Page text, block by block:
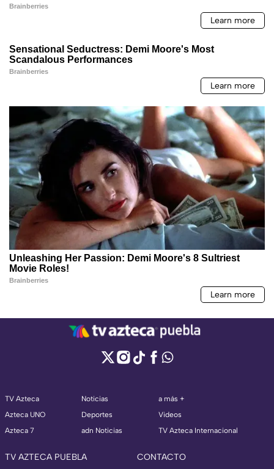
TV Azteca
Azteca UNO
Azteca 7
Noticias
Deportes
adn Noticias
a más +
Videos
TV Azteca Internacional
TV AZTECA PUEBLA CONTACTO